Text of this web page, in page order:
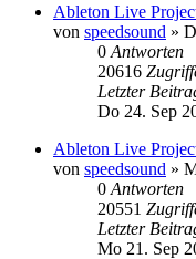
Ableton Live
von speedsound »
0 Antworten
20616
Letzter
Do 24. Sep
Ableton Live
von speedsound »
0 Antworten
20551
Letzter
Mo 21. Sep